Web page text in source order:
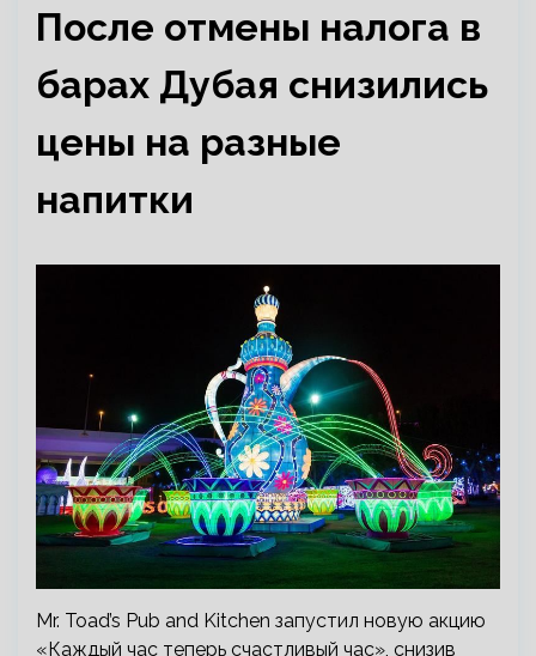
После отмены налога в
барах Дубая снизились
цены на разные
напитки
Mr. Toad’s Pub and Kitchen запустил новую акцию
«Каждый час теперь счастливый час», снизив